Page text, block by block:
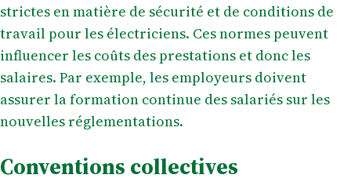
strictes en matière de sécurité et de conditions de
travail pour les électriciens. Ces normes peuvent
influencer les coûts des prestations et donc les
salaires. Par exemple, les employeurs doivent
assurer la formation continue des salariés sur les
nouvelles réglementations.
Conventions collectives